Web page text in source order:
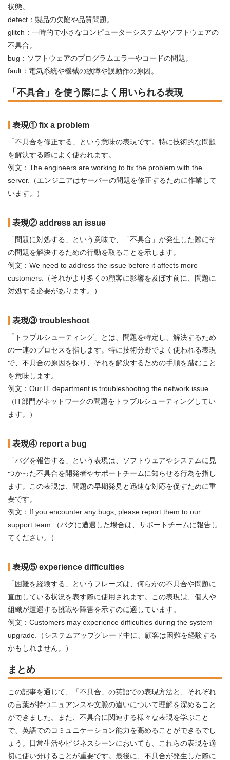
状態。
defect：製品の欠陥や品質問題。
glitch：一時的で小さなコンピューターシステムやソフトウェアの
不具合。
bug：ソフトウェアのプログラムエラーやコードの問題。
fault：電気系統や機械の故障や誤動作の原因。
「不具合」を使う際によく用いられる表現
表現① fix a problem
「不具合を修正する」という意味の表現です。特に技術的な問題
を解決する際によく使われます。
例文：The engineers are working to fix the problem with the
server.（エンジニアはサーバーの問題を修正するために作業して
います。）
表現② address an issue
「問題に対処する」という意味で、「不具合」が発生した際にそ
の問題を解決するための行動を取ることを示します。
例文：We need to address the issue before it affects more
customers.（それがより多くの顧客に影響を及ぼす前に、問題に
対処する必要があります。）
表現③ troubleshoot
「トラブルシューティング」とは、問題を特定し、解決するため
の一連のプロセスを指します。特に技術分野でよく使われる表現
で、不具合の原因を探り、それを解決するための手順を踏むこと
を意味します。
例文：Our IT department is troubleshooting the network issue.
（IT部門がネットワークの問題をトラブルシューティングしてい
ます。）
表現④ report a bug
「バグを報告する」という表現は、ソフトウェアやシステムに見
つかった不具合を開発者やサポートチームに知らせる行為を指し
ます。この表現は、問題の早期発見と迅速な対応を促すために重
要です。
例文：If you encounter any bugs, please report them to our
support team.（バグに遭遇した場合は、サポートチームに報告し
てください。）
表現⑤ experience difficulties
「困難を経験する」というフレーズは、何らかの不具合や問題に
直面している状況を表す際に使用されます。この表現は、個人や
組織が遭遇する挑戦や障害を示すのに適しています。
例文：Customers may experience difficulties during the system
upgrade.（システムアップグレード中に、顧客は困難を経験する
かもしれません。）
まとめ
この記事を通じて、「不具合」の英語での表現方法と、それぞれ
の言葉が持つニュアンスや文脈の違いについて理解を深めること
ができました。また、不具合に関連する様々な表現を学ぶこと
で、英語でのコミュニケーション能力を高めることができるでし
ょう。日常生活やビジネスシーンにおいても、これらの表現を適
切に使い分けることが重要です。最後に、不具合が発生した際に